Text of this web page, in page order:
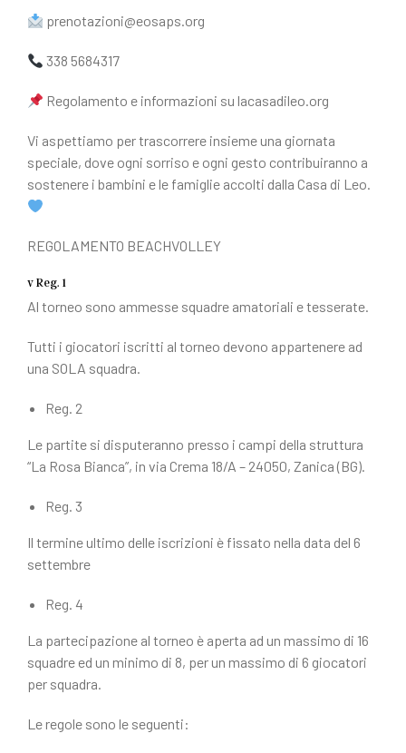
prenotazioni@eosaps.org
338 5684317
Regolamento e informazioni su lacasadileo.org
Vi aspettiamo per trascorrere insieme una giornata
speciale, dove ogni sorriso e ogni gesto contribuiranno a
sostenere i bambini e le famiglie accolti dalla Casa di Leo.
REGOLAMENTO BEACHVOLLEY
v Reg. 1
Al torneo sono ammesse squadre amatoriali e tesserate.
Tutti i giocatori iscritti al torneo devono appartenere ad
una SOLA squadra.
Reg. 2
Le partite si disputeranno presso i campi della struttura
“La Rosa Bianca”, in via Crema 18/A – 24050, Zanica (BG).
Reg. 3
Il termine ultimo delle iscrizioni è fissato nella data del 6
settembre
Reg. 4
La partecipazione al torneo è aperta ad un massimo di 16
squadre ed un minimo di 8, per un massimo di 6 giocatori
per squadra.
Le regole sono le seguenti: